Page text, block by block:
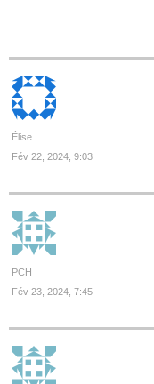
Élise
Fév 22, 2024, 9:03
PCH
Fév 23, 2024, 7:45